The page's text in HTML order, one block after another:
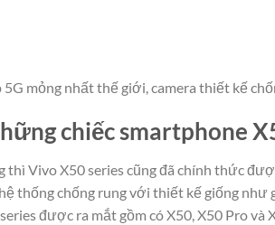
mỏng nhất thế giới, camera thiết kế
chiếc smartphone
thì Vivo X50 series cũng đã chính thức
thống chống rung với thiết kế giống như
được ra mắt gồm có X50, X50 Pro và